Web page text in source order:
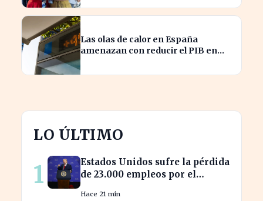
Las olas de calor en España
amenazan con reducir el PIB en
LO ÚLTIMO
1
Estados Unidos sufre la pérdida
de 23.000 empleos por el
Hace 21 min